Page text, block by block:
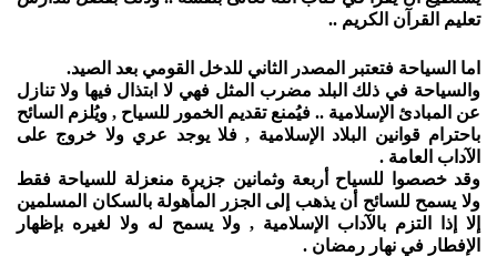
تعليم القرآن الكريم ..
اما السياحة فتعتبر المصدر الثاني للدخل القومي بعد الصيد.
والسياحة في ذلك البلد مضرب المثل فهي لا ابتذال فيها ولا تنازل
عن المبادئ الإسلامية .. فيُمنع تقديم الخمور للسياح , ويُلزم السائح
باحترام قوانين البلاد الإسلامية , فلا يوجد عري ولا خروج على
الآداب العامة .
وقد خصصوا للسياح أربعة وثمانين جزيرة منعزلة للسياحة فقط
ولا يسمح للسائح أن يذهب إلى الجزر المأهولة بالسكان المسلمين
إلا إذا التزم بالآداب الإسلامية , ولا يسمح له ولا لغيره بإظهار
الإفطار في نهار رمضان .